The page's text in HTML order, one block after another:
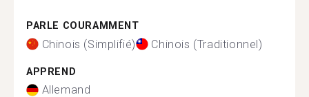
PARLE COURAMMENT
Chinois (Simplifié) Chinois (Traditionnel)
APPREND
Allemand